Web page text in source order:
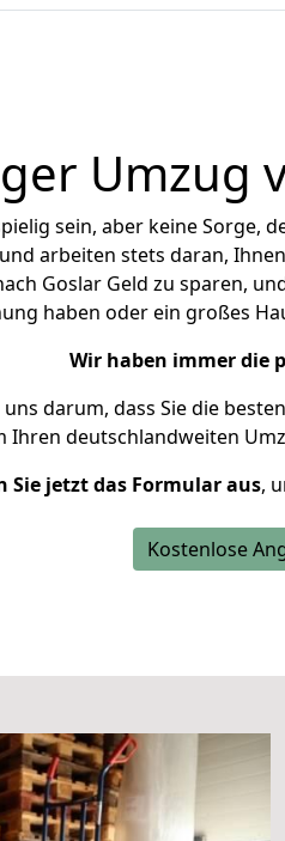
Umzug
sein, aber keine Sorge,
und arbeiten stets daran, Ihnen
Goslar Geld zu sparen,
haben oder ein großes
Wir haben immer die
darum, dass Sie die
Ihren deutschlandweiten
Sie jetzt das Formular aus,
Kostenlose